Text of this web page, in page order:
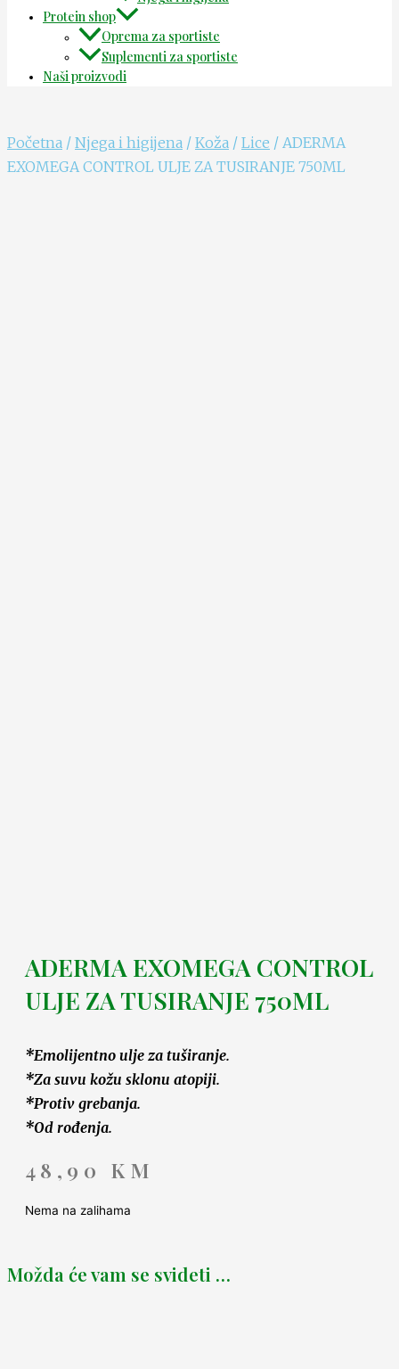
Protein shop
Oprema za sportiste
Suplementi za sportiste
Naši proizvodi
Početna / Njega i higijena / Koža / Lice / ADERMA
EXOMEGA CONTROL ULJE ZA TUSIRANJE 750ML
ADERMA EXOMEGA CONTROL
ULJE ZA TUSIRANJE 750ML
*Emolijentno ulje za tuširanje.
*Za suvu kožu sklonu atopiji.
*Protiv grebanja.
*Od rođenja.
48,90 KM
Nema na zalihama
Možda će vam se svideti …